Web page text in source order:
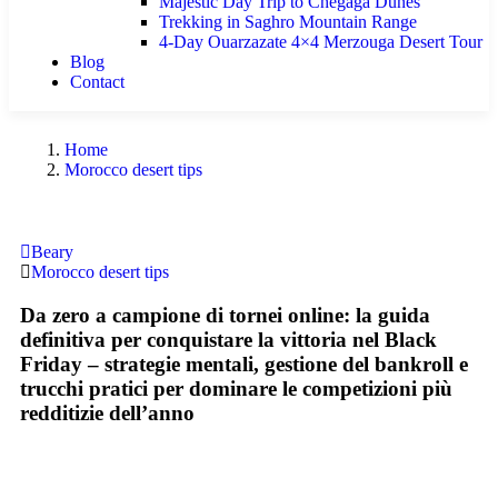
Trekking in Saghro Mountain Range
4-Day Ouarzazate 4×4 Merzouga Desert Tour
Blog
Contact
Home
Morocco desert tips
Beary
Morocco desert tips
Da zero a campione di tornei online: la guida
definitiva per conquistare la vittoria nel Black
Friday – strategie mentali, gestione del bankroll e
trucchi pratici per dominare le competizioni più
redditizie dell’anno